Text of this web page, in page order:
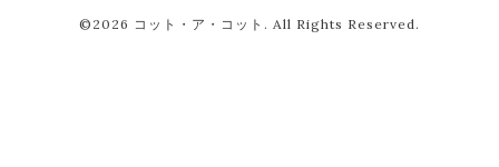
©2026 コット・ア・コット . All Rights Reserved.